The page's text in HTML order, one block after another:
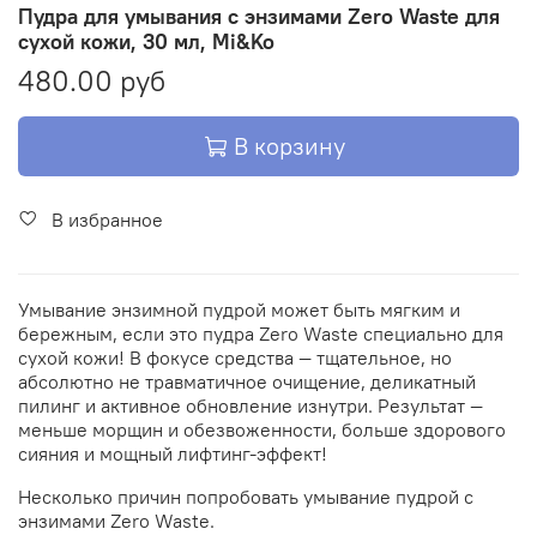
Пудра для умывания с энзимами Zero Waste для
сухой кожи, 30 мл, Mi&Ko
480.00 руб
В корзину
В избранное
Умывание энзимной пудрой может быть мягким и
бережным, если это пудра Zero Waste специально для
сухой кожи! В фокусе средства — тщательное, но
абсолютно не травматичное очищение, деликатный
пилинг и активное обновление изнутри. Результат —
меньше морщин и обезвоженности, больше здорового
сияния и мощный лифтинг-эффект!
Несколько причин попробовать умывание пудрой с
энзимами Zero Waste.